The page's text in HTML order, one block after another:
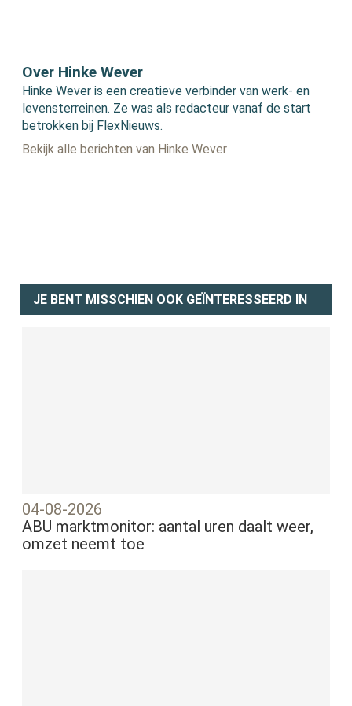
Over Hinke Wever
Hinke Wever is een creatieve verbinder van werk- en
levensterreinen. Ze was als redacteur vanaf de start
betrokken bij FlexNieuws.
Bekijk alle berichten van Hinke Wever
JE BENT MISSCHIEN OOK GEÏNTERESSEERD IN
04-08-2026
ABU marktmonitor: aantal uren daalt weer,
omzet neemt toe